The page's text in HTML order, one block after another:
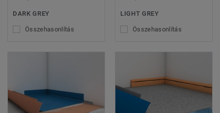
DARK GREY
Összehasonlítás
LIGHT GREY
Összehasonlítás